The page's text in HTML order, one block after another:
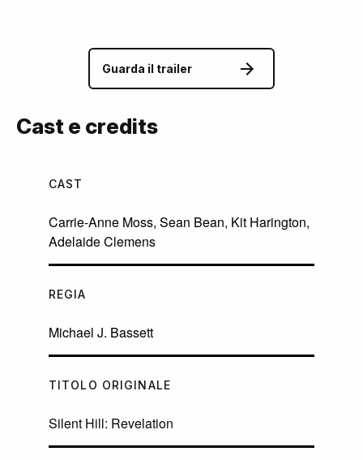
Guarda il trailer
Cast e credits
CAST
Carrie-Anne Moss, Sean Bean, Kit Harington,
Adelaide Clemens
REGIA
Michael J. Bassett
TITOLO ORIGINALE
Silent Hill: Revelation